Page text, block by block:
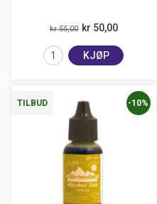
kr 55,00 kr 50,00
KJØP
TILBUD -10%